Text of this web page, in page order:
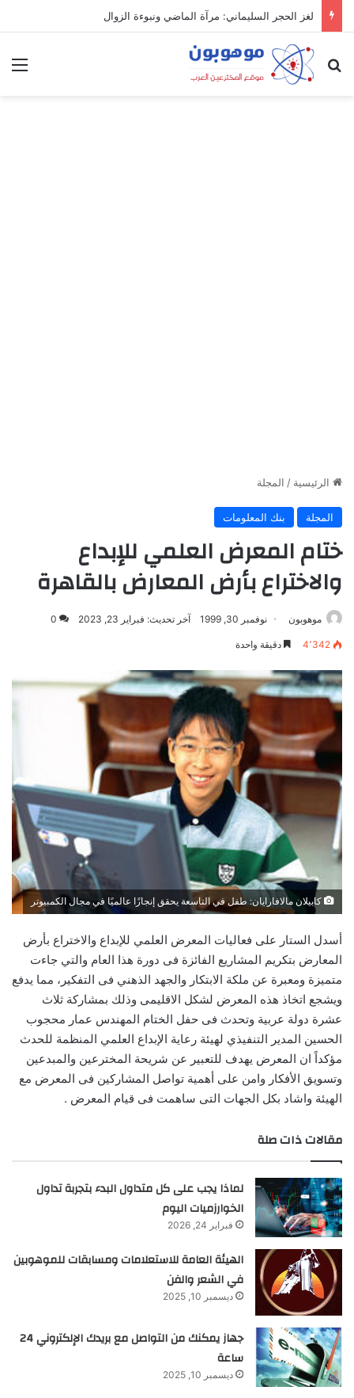
لغز الحجر السليماني: مرآة الماضي ونبوءة الزوال
بحث عن
الرئيسية / المجلة
المجلة بنك المعلومات
ختام المعرض العلمي للإبداع
والاختراع بأرض المعارض بالقاهرة
موهوبون نوفمبر 30, 1999 آخر تحديث: فبراير 23, 2023 0
4٬342 دقيقة واحدة
كابيلان مالافارايان: طفل في التاسعة يحقق إنجازًا عالميًا في مجال الكمبيوتر
أسدل الستار على فعاليات المعرض العلمي للإبداع والاختراع بأرض
المعارض بتكريم المشاريع الفائزة فى دورة هذا العام والتي جاءت
متميزة ومعبرة عن ملكة الابتكار والجهد الذهني فى التفكير، مما يدفع
ويشجع اتخاذ هذه المعرض لشكل الاقليمى وذلك بمشاركة ثلاث
عشرة دولة عربية وتحدث فى حفل الختام المهندس عمار محجوب
الحسين المدير التنفيذي لهيئة رعاية الإبداع العلمي المنظمة للحدث
مؤكداً ان المعرض يهدف للتعبير عن شريحة المخترعين والمبدعين
وتسويق الأفكار وامن على أهمية تواصل المشاركين فى المعرض مع
الهيئة واشاد بكل الجهات التى ساهمت فى قيام المعرض .
مقالات ذات صلة
لماذا يجب على كل متداول البدء بتجربة تداول
الخوارزميات اليوم
فبراير 24, 2026
الهيئة العامة للاستعلامات ومسابقات للموهوبين
في الشعر والفن
ديسمبر 10, 2025
جهاز يمكنك من التواصل مع بريدك الإلكتروني 24
ساعة
ديسمبر 10, 2025